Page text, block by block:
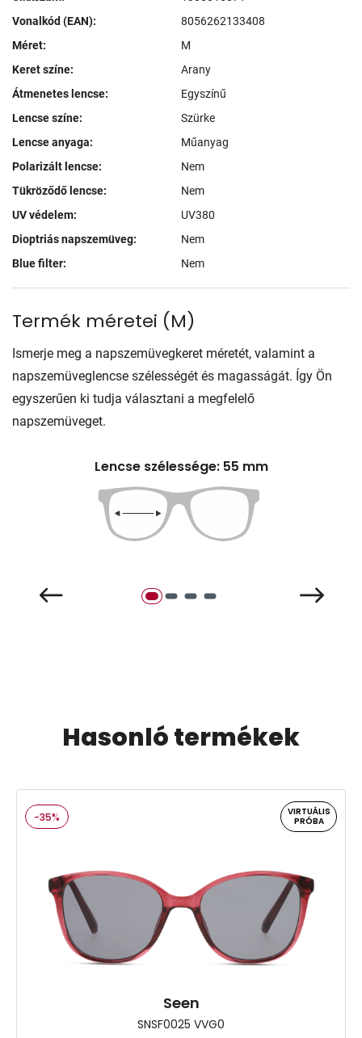
Vonalkód (EAN):
8056262133408
Méret:
M
Keret színe:
Arany
Átmenetes lencse:
Egyszínű
Lencse színe:
Szürke
Lencse anyaga:
Műanyag
Polarizált lencse:
Nem
Tükröződő lencse:
Nem
UV védelem:
UV380
Dioptriás napszemüveg:
Nem
Blue filter:
Nem
Termék méretei (M)
Ismerje meg a napszemüvegkeret méretét, valamint a
napszemüveglencse szélességét és magasságát. Így Ön
egyszerűen ki tudja választani a megfelelő
napszemüveget.
Lencse szélessége: 55 mm
Hasonló termékek
-35%
VIRTUÁLIS
PRÓBA
Seen
SNSF0025 VVG0